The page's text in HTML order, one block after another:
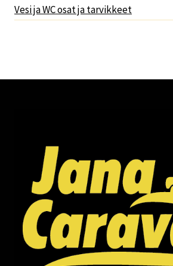
Vesi ja WC osat ja tarvikkeet